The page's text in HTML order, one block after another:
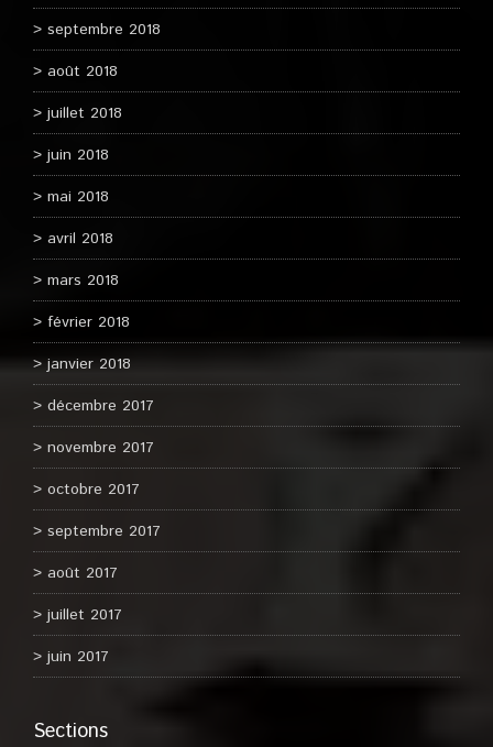
septembre 2018
août 2018
juillet 2018
juin 2018
mai 2018
avril 2018
mars 2018
février 2018
janvier 2018
décembre 2017
novembre 2017
octobre 2017
septembre 2017
août 2017
juillet 2017
juin 2017
Sections